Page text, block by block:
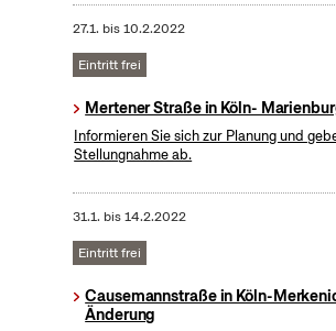
27.1. bis10.2.2022
Eintritt frei
Mertener Straße in Köln-
Informieren Sie sich zur Planung und
Stellungnahme ab.
31.1. bis14.2.2022
Eintritt frei
Causemannstraße in Köln-
Änderung